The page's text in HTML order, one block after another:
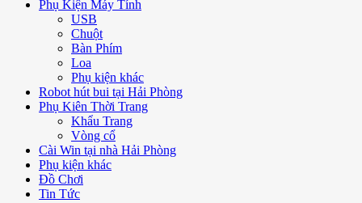
Phụ Kiện Máy Tính
USB
Chuột
Bàn Phím
Loa
Phụ kiện khác
Robot hút bui tại Hải Phòng
Phụ Kiên Thời Trang
Khẩu Trang
Vòng cổ
Cài Win tại nhà Hải Phòng
Phụ kiện khác
Đồ Chơi
Tin Tức